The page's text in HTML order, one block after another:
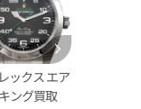
デイデイト 40
ルド文字盤
ックス エア
キング買取